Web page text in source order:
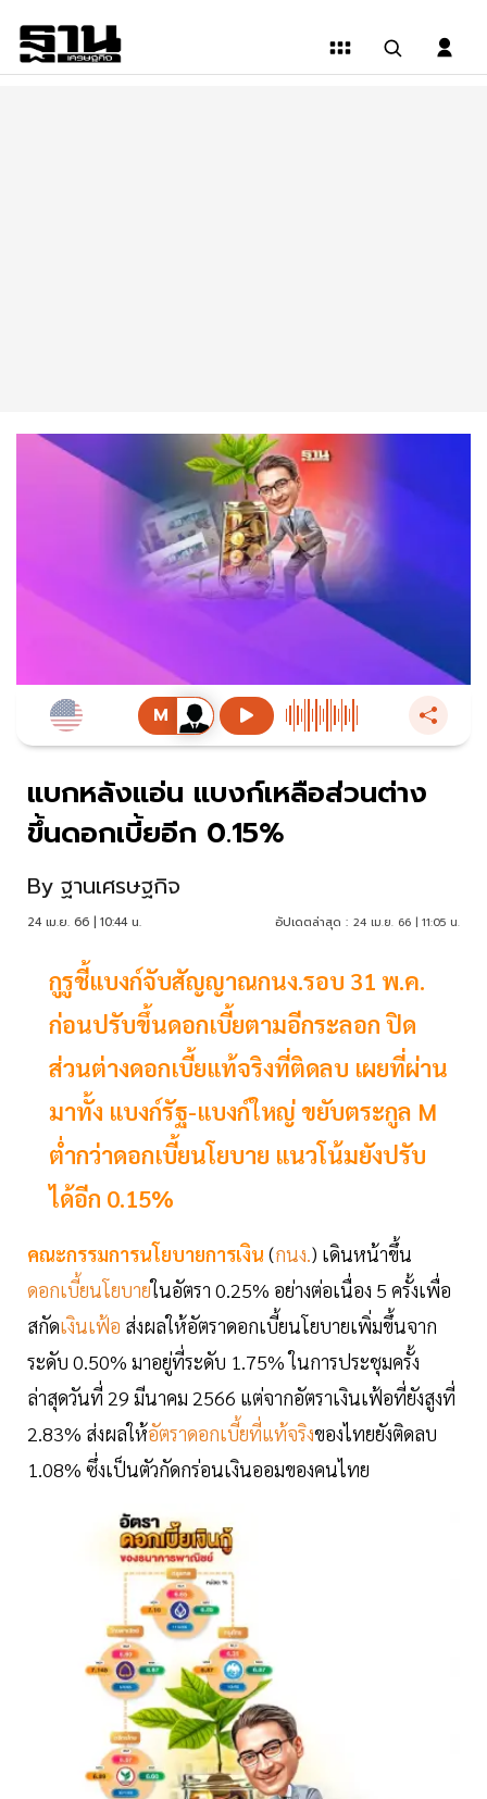
แบกหลังแอ่น แบงก์เหลือส่วนต่าง
ขึ้นดอกเบี้ยอีก 0.15%
By ฐานเศรษฐกิจ
24 เม.ย. 66 | 10:44 น. อัปเดตล่าสุด : 24 เม.ย. 66 | 11:05 น.
กูรูชี้แบงก์จับสัญญาณกนง.รอบ 31 พ.ค.
ก่อนปรับขึ้นดอกเบี้ยตามอีกระลอก ปิด
ส่วนต่างดอกเบี้ยแท้จริงที่ติดลบ เผยที่ผ่าน
มาทั้ง แบงก์รัฐ-แบงก์ใหญ่ ขยับตระกูล M
ต่ำกว่าดอกเบี้ยนโยบาย แนวโน้มยังปรับ
ได้อีก 0.15%
คณะกรรมการนโยบายการเงิน (กนง.) เดินหน้าขึ้น
ดอกเบี้ยนโยบายในอัตรา 0.25% อย่างต่อเนื่อง 5 ครั้งเพื่อ
สกัดเงินเฟ้อ ส่งผลให้อัตราดอกเบี้ยนโยบายเพิ่มขึ้นจาก
ระดับ 0.50% มาอยู่ที่ระดับ 1.75% ในการประชุมครั้ง
ล่าสุดวันที่ 29 มีนาคม 2566 แต่จากอัตราเงินเฟ้อที่ยังสูงที่
2.83% ส่งผลให้อัตราดอกเบี้ยที่แท้จริงของไทยยังติดลบ
1.08% ซึ่งเป็นตัวกัดกร่อนเงินออมของคนไทย